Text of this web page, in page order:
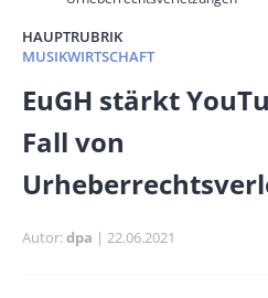
HAUPTRUBRIK
MUSIKWIRTSCHAFT
Banner
Size
EuGH stärkt
Fall von
Autor dpa Publikationsdatum
22.06.2021